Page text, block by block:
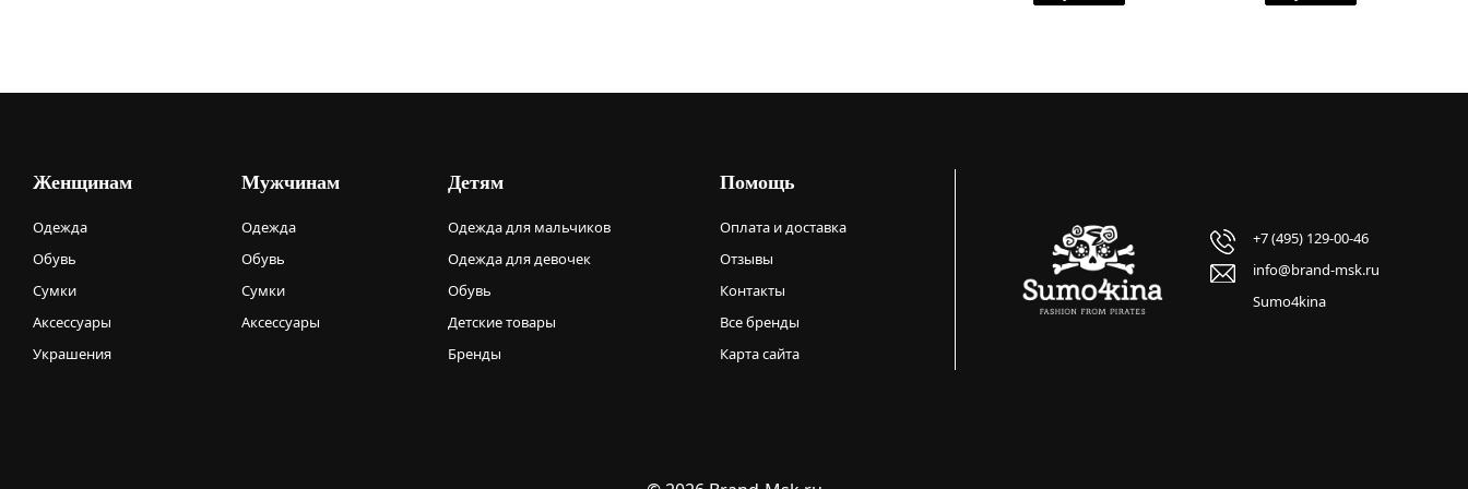
Женщинам
Одежда
Обувь
Сумки
Аксессуары
Украшения
Мужчинам
Одежда
Обувь
Сумки
Аксессуары
Детям
Одежда для мальчиков
Одежда для девочек
Обувь
Детские товары
Бренды
Помощь
Оплата и доставка
Отзывы
Контакты
Все бренды
Карта сайта
+7 (495) 129-00-46
info@brand-msk.ru
Sumo4kina